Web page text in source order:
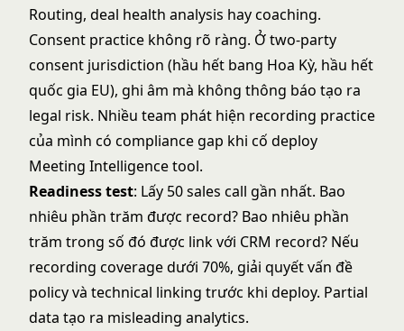
Routing, deal health analysis hay coaching.
Consent practice không rõ ràng. Ở two-party
consent jurisdiction (hầu hết bang Hoa Kỳ, hầu hết
quốc gia EU), ghi âm mà không thông báo tạo ra
legal risk. Nhiều team phát hiện recording practice
của mình có compliance gap khi cố deploy
Meeting Intelligence tool.
Readiness test: Lấy 50 sales call gần nhất. Bao
nhiêu phần trăm được record? Bao nhiêu phần
trăm trong số đó được link với CRM record? Nếu
recording coverage dưới 70%, giải quyết vấn đề
policy và technical linking trước khi deploy. Partial
data tạo ra misleading analytics.